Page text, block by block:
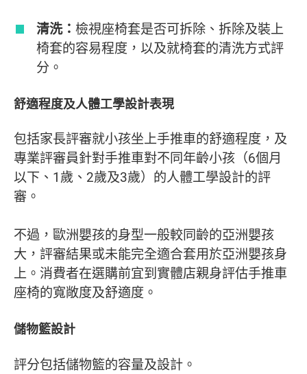
清洗：檢視座椅套是否可拆除、拆除及裝上
椅套的容易程度，以及就椅套的清洗方式評
分。
舒適程度及人體工學設計表現
包括家長評審就小孩坐上手推車的舒適程度，及
專業評審員針對手推車對不同年齡小孩（6個月
以下、1歲、2歲及3歲）的人體工學設計的評
審。
不過，歐洲嬰孩的身型一般較同齡的亞洲嬰孩
大，評審結果或未能完全適合套用於亞洲嬰孩身
上。消費者在選購前宜到實體店親身評估手推車
座椅的寬敞度及舒適度。
儲物籃設計
評分包括儲物籃的容量及設計。